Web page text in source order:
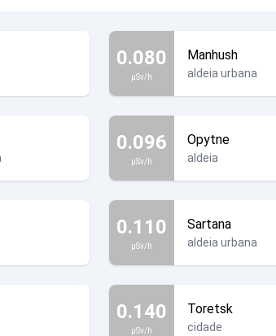
0.080
µSv/h
Manhush
aldeia urbana
0.096
µSv/h
Opytne
aldeia
0.110
µSv/h
Sartana
aldeia urbana
0.140
µSv/h
Toretsk
cidade